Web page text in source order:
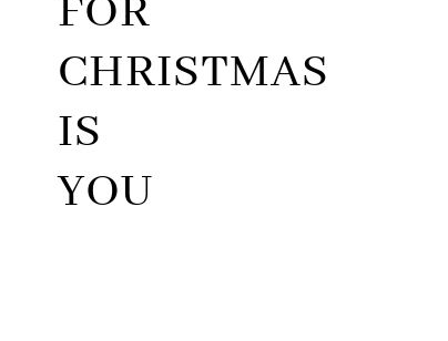
FOR
CHRISTMAS
IS
YOU